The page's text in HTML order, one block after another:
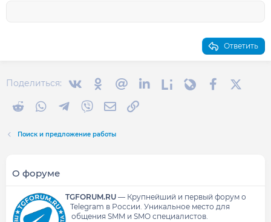
Ответить
Поделиться: ВконтактеОдноклассники
Mail.ru LinkedinLiveinternetLivejournalFacebook
Reddit WhatsAppTelegram
Viber Электронная почта
Поиск и предложение работы
О форуме
TGFORUM.RU— Крупнейший и первый форум о
Telegram в России. Уникальное место для
общения SMM и SMO специалистов.